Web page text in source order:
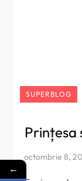
SUPERBLOG
Prințesa
←